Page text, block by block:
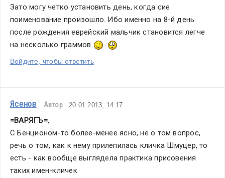
Зато могу четко установить день, когда сие
поименование произошло. Ибо именно на 8-й день
после рождения еврейский мальчик становится легче
на несколько граммов
Войдите, чтобы ответить
Ясенов Автор 20.01.2013, 14:17
=ВАРЯГЪ=,
С Бенционом-то более-менее ясно, не о том вопрос,
речь о том, как к нему прилепилась кличка Шмуцер, то
есть - как вообще выглядела практика присовения
таких имен-кличек